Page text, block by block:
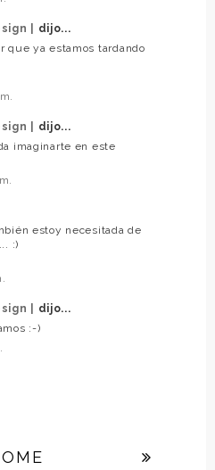
|
dijo...
que ya estamos tardando
|
dijo...
imaginarte en este
estoy necesitada de
:)
|
dijo...
:-)